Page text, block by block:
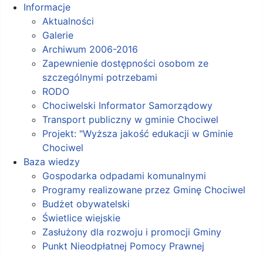
Informacje
Aktualności
Galerie
Archiwum 2006-2016
Zapewnienie dostępności osobom ze
szczególnymi potrzebami
RODO
Chociwelski Informator Samorządowy
Transport publiczny w gminie Chociwel
Projekt: "Wyższa jakość edukacji w Gminie
Chociwel
Baza wiedzy
Gospodarka odpadami komunalnymi
Programy realizowane przez Gminę Chociwel
Budżet obywatelski
Świetlice wiejskie
Zasłużony dla rozwoju i promocji Gminy
Punkt Nieodpłatnej Pomocy Prawnej